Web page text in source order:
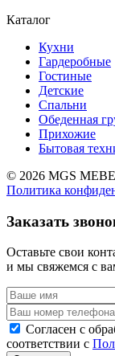
Каталог
Кухни
Гардеробные
Гостиные
Детские
Спальни
Обеденная
Прихожие
Бытовая
© 2026 MGS
Политика
Заказать
Оставьте свои
и мы свяжемся с
Согласен с
соответствии с